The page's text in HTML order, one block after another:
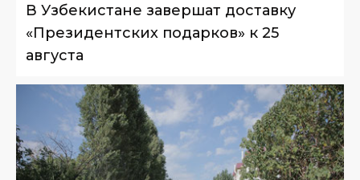
В Узбекистане завершат доставку
«Президентских подарков» к 25
августа